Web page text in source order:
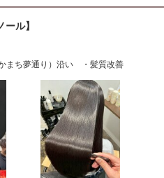
ル】
まち夢通り）沿い ・髪質改善